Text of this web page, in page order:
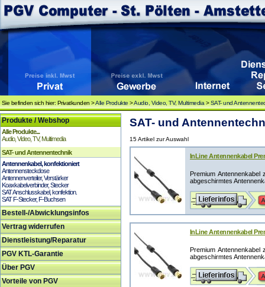
Sie befinden sich hier: Privatkunden >Alle Produkte >Audio, Video, TV, Multimedia >SAT- und
Produkte / Webshop
Alle Produkte...
Audio, Video, TV, Multimedia
SAT- und Antennentechnik
Antennenkabel, konfektioniert
Antennensteckdose
Antennenverteiler, Verstärker
Koaxkabelverbinder, Stecker
SAT Anschlusskabel, konfektion.
SAT F-Stecker, F-Buchsen
Bestell-/Abwicklungsinfos
Vertrag widerrufen
Dienstleistung/Reparatur
PGV KTL-Garantie
Über PGV
Vorteile von PGV
SAT- und
15 Artikel zur Auswahl
InLine Antennenkabel
Premium
abgeschirmtes
InLine Antennenkabel
Premium Antennenkabel
abgeschirmtes